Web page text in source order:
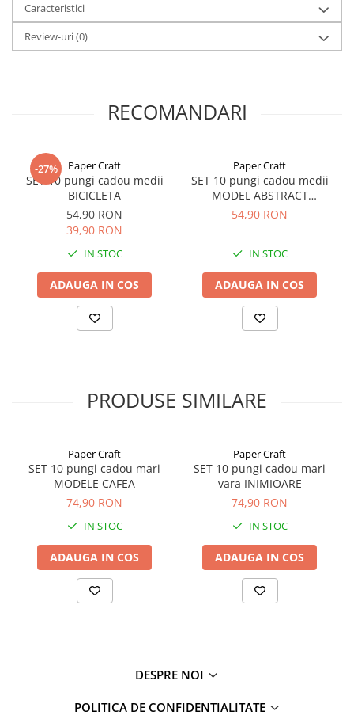
Caracteristici
Review-uri(0)
RECOMANDARI
-27% Paper Craft
SET 10 pungi cadou medii
BICICLETA
54,90 RON
39,90 RON
IN STOC
ADAUGA IN COS
Paper Craft
SET 10 pungi cadou medii
MODEL ABSTRACT
ALBASTRU
54,90 RON
IN STOC
ADAUGA IN COS
PRODUSE SIMILARE
Paper Craft
SET 10 pungi cadou mari
MODELE CAFEA
74,90 RON
IN STOC
ADAUGA IN COS
Paper Craft
SET 10 pungi cadou mari
vara INIMIOARE
74,90 RON
IN STOC
ADAUGA IN COS
DESPRE NOI
POLITICA DE CONFIDENTIALITATE